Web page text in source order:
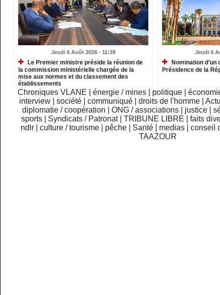
Jeudi 6 Août 2026 - 11:39
Le Premier ministre préside la réunion de
la commission ministérielle chargée de la
mise aux normes et du classement des
établissements
Jeudi 6
Nomination
Présidence de la
Chroniques VLANE énergie / mines politique
interview
|société |communiqué |droits de l'homme |
diplomatie / coopération
ONG / associations justice
sports
Syndicats / Patronat TRIBUNE LIBRE
faits
ndlr
|culture / tourisme pêche Santé medias |conseil
TAAZOUR